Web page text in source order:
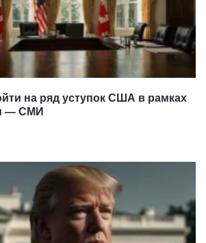
на ряд уступок США в рамках
— СМИ